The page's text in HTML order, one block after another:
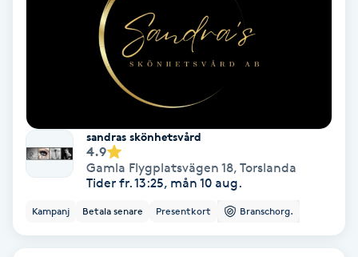
Bröllopsuppsättningsandras skönhetsvård
4.9
Gamla Flygplatsvägen 18, Torslanda
Tider fr. 13:25, mån 10 aug.
Kampanj Betala senare Presentkort Branschorg.